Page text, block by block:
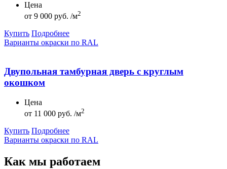
Цена
от 9 000 руб. /м2
Купить Подробнее
Варианты окраски по RAL
Двупольная тамбурная дверь с круглым
окошком
Цена
от 11 000 руб. /м2
Купить Подробнее
Варианты окраски по RAL
Как мы работаем